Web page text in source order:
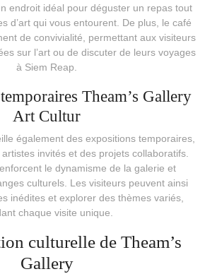
endroit idéal pour déguster un repas tout
d’art qui vous entourent. De plus, le café
de convivialité, permettant aux visiteurs
sur l’art ou de discuter de leurs voyages
à Siem Reap.
Theam’s Gallery
Art Cultur
également des expositions temporaires,
invités et des projets collaboratifs.
le dynamisme de la galerie et
culturels. Les visiteurs peuvent ainsi
inédites et explorer des thèmes variés,
chaque visite unique.
culturelle de Theam’s
Gallery